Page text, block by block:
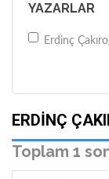
YAZARLAR
Erdinç
ERDINÇ
Toplam 1